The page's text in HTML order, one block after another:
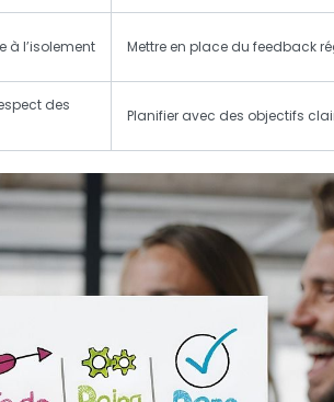
à l’isolement Mettre en place du feedback
des
Planifier avec des objectifs